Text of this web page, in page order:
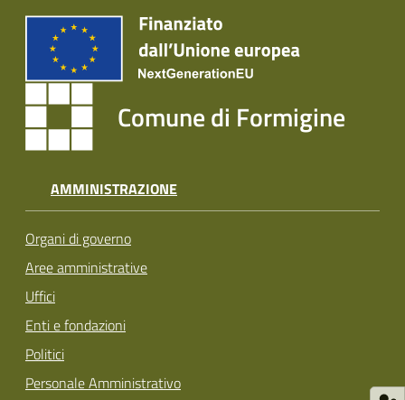
argomenti...
Seguici
Comune di Formigine
AMMINISTRAZIONE
Organi di governo
Aree amministrative
Uffici
Enti e fondazioni
Politici
Personale Amministrativo